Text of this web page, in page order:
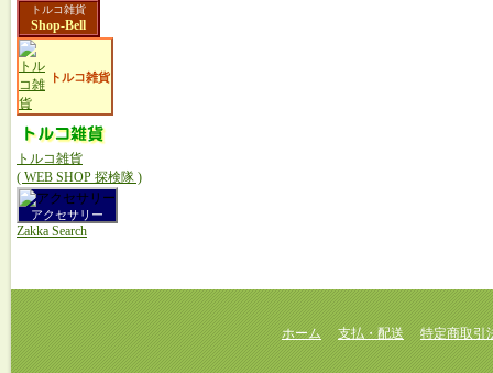
トルコ雑貨
Shop-Bell
トルコ雑貨
トルコ雑貨
( WEB SHOP 探検隊 )
アクセサリー
Zakka Search
ホーム 支払・配送 特定商取引